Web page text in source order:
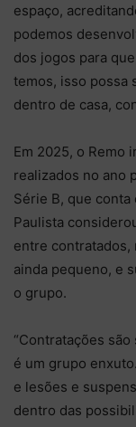
espaço,
podemos
dos jogos para
temos, isso possa
dentro de casa,
Em 2025, o Remo
realizados no ano
Série B, que
Paulista
entre contratados,
ainda pequeno, e
o grupo.
“Contratações
é um grupo
e lesões e
dentro das